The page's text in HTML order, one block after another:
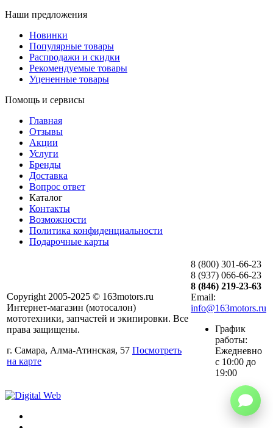
Наши предложения
Новинки
Популярные товары
Распродажи и скидки
Рекомендуемые товары
Уцененные товары
Помощь и сервисы
Главная
Отзывы
Акции
Услуги
Бренды
Доставка
Вопрос ответ
Каталог
Контакты
Возможности
Политика конфиденциальности
Подарочные карты
Copyright 2005-2025 © 163motors.ru
Интернет-магазин (мотосалон)
мототехники, запчастей и экипировки. Все
права защищены.
г. Самара, Алма-Атинская, 57 Посмотреть
на карте
8 (800) 301-66-23
8 (937) 066-66-23
8 (846) 219-23-63
Email:
info@163motors.ru
График
работы:
Ежедневно
с 10:00 до
19:00